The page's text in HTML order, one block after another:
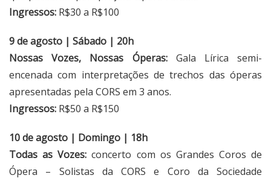
Ingressos: R$30 a R$100
9 de agosto | Sábado | 20h
Nossas Vozes, Nossas Óperas: Gala Lírica semi-
encenada com interpretações de trechos das óperas
apresentadas pela CORS em 3 anos.
Ingressos: R$50 a R$150
10 de agosto | Domingo | 18h
Todas as Vozes:concerto com os Grandes Coros de
Ópera – Solistas da CORS e Coro da Sociedade